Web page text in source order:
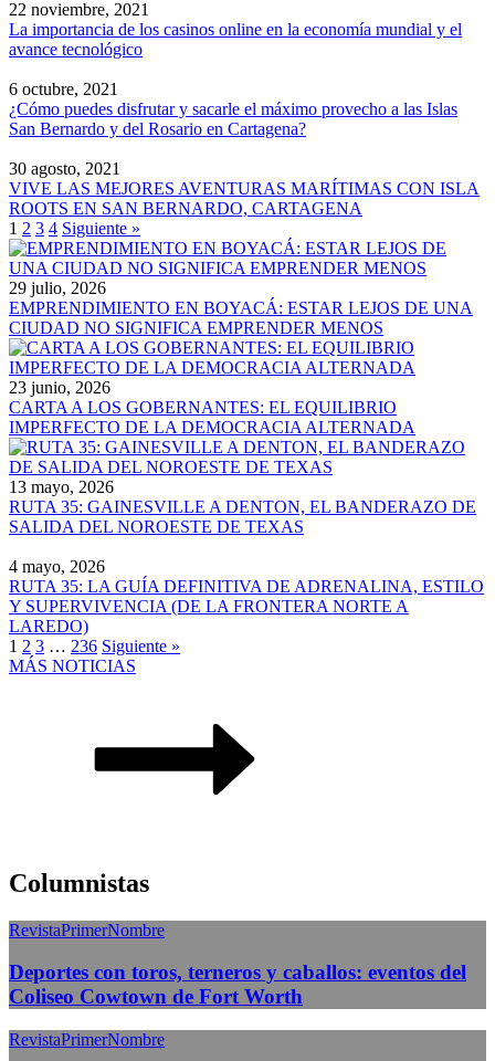
22 noviembre, 2021
La importancia de los casinos online en la economía mundial y el
avance tecnológico
6 octubre, 2021
¿Cómo puedes disfrutar y sacarle el máximo provecho a las Islas
San Bernardo y del Rosario en Cartagena?
30 agosto, 2021
VIVE LAS MEJORES AVENTURAS MARÍTIMAS CON ISLA
ROOTS EN SAN BERNARDO, CARTAGENA
1 2 3 4 Siguiente »
29 julio, 2026
EMPRENDIMIENTO EN BOYACÁ: ESTAR LEJOS DE UNA
CIUDAD NO SIGNIFICA EMPRENDER MENOS
23 junio, 2026
CARTA A LOS GOBERNANTES: EL EQUILIBRIO
IMPERFECTO DE LA DEMOCRACIA ALTERNADA
13 mayo, 2026
RUTA 35: GAINESVILLE A DENTON, EL BANDERAZO DE
SALIDA DEL NOROESTE DE TEXAS
4 mayo, 2026
RUTA 35: LA GUÍA DEFINITIVA DE ADRENALINA, ESTILO
Y SUPERVIVENCIA (DE LA FRONTERA NORTE A
LAREDO)
1 2 3 … 236 Siguiente »
MÁS NOTICIAS
Columnistas
RevistaPrimerNombre
Deportes con toros, terneros y caballos: eventos del
Coliseo Cowtown de Fort Worth
RevistaPrimerNombre